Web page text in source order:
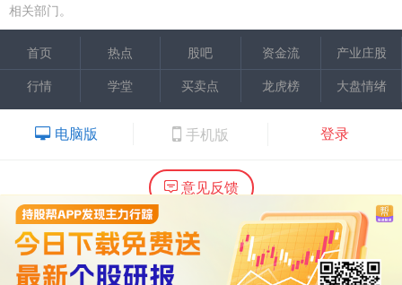
相关部门。
首页 热点 股吧 资金流
产业庄股
行情
学堂 买卖点 龙虎榜 大盘情绪
电脑版 手机版 登录
意见反馈
内容提供：广州市万隆证券咨询顾问有限公司
Copyright ©2015 Wlstock. All Right Reserved.
热线：020-66618988